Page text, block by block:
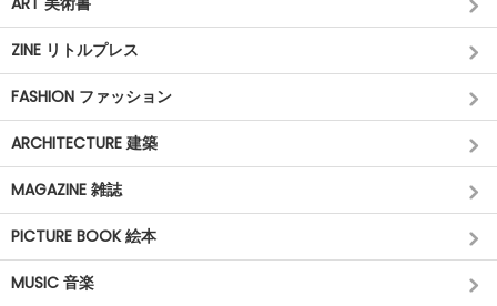
ZINE リトルプレス
FASHION ファッション
ARCHITECTURE 建築
MAGAZINE 雑誌
PICTURE BOOK 絵本
MUSIC 音楽